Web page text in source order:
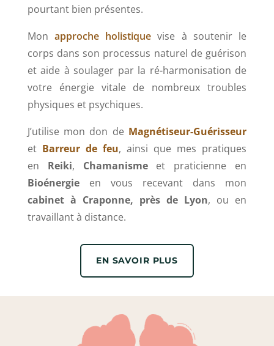
pourtant bien présentes.
Monapproche holistique vise à soutenir le
corps dans son processus naturel de guérison
et aide à soulager par la ré-harmonisation de
votre énergie vitale de nombreux troubles
physiques et psychiques.
J’utilise mon don de Magnétiseur-Guérisseur
et Barreur de feu, ainsi que mes pratiques
en Reiki, Chamanismeet praticienne en
Bioénergie
en vous recevant dans mon
cabinet à Craponne, près de Lyon, ou en
travaillant à distance.
EN SAVOIR PLUS